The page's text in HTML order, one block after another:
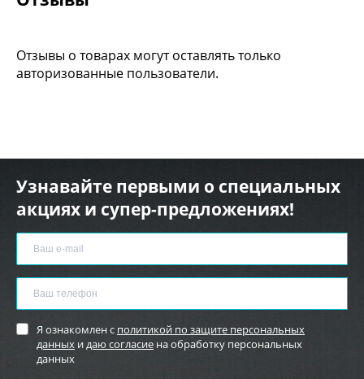
Отзывы о товарах могут оставлять только
авторизованные пользователи.
Узнавайте первыми о специальных
акциях и супер-предложениях!
Я ознакомлен с политикой по защите персональных
данных идаю согласие на обработку персональных
данных